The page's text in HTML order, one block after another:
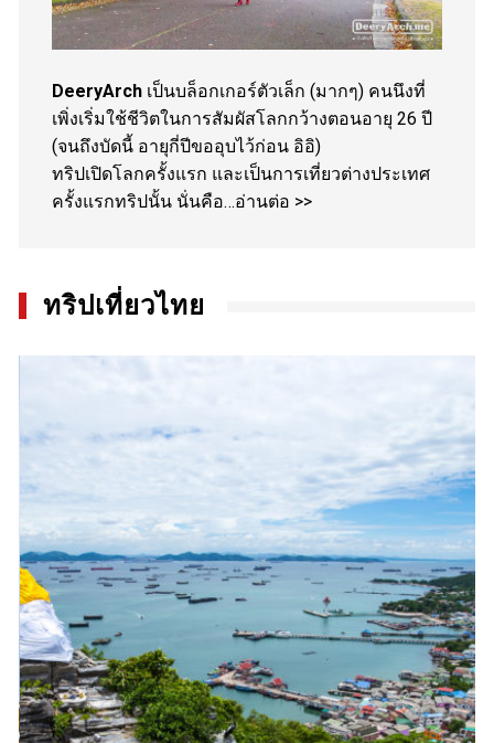
DeeryArch เป็นบล็อกเกอร์ตัวเล็ก (มากๆ) คนนึงที่
เพิ่งเริ่มใช้ชีวิตในการสัมผัสโลกกว้างตอนอายุ 26 ปี
(จนถึงบัดนี้ อายุกี่ปีขออุบไว้ก่อน อิอิ)
ทริปเปิดโลกครั้งแรก และเป็นการเที่ยวต่างประเทศ
ครั้งแรกทริปนั้น นั่นคือ…อ่านต่อ >>
ทริปเที่ยวไทย